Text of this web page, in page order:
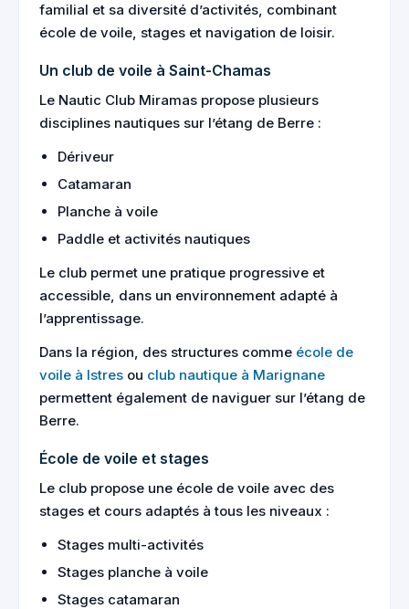
familial et sa diversité d’activités, combinant
école de voile, stages et navigation de loisir.
Un club de voile à Saint-Chamas
Le Nautic Club Miramas propose plusieurs
disciplines nautiques sur l’étang de Berre :
Dériveur
Catamaran
Planche à voile
Paddle et activités nautiques
Le club permet une pratique progressive et
accessible, dans un environnement adapté à
l’apprentissage.
Dans la région, des structures comme école de
voile à Istres ou club nautique à Marignane
permettent également de naviguer sur l’étang de
Berre.
École de voile et stages
Le club propose une école de voile avec des
stages et cours adaptés à tous les niveaux :
Stages multi-activités
Stages planche à voile
Stages catamaran